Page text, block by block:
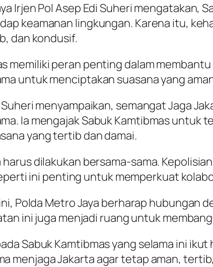
Irjen Pol Asep Edi Suheri mengatakan,
keamanan lingkungan. Karena itu,
dan kondusif.
memiliki peran penting dalam
untuk menciptakan suasana yang
Suheri menyampaikan, semangat Jaga
Ia mengajak Sabuk Kamtibmas untuk
yang tertib dan damai.
harus dilakukan bersama-sama.
ini penting untuk memperkuat
Polda Metro Jaya berharap hubungan
ini juga menjadi ruang untuk
Sabuk Kamtibmas yang selama ini
menjaga Jakarta agar tetap aman,